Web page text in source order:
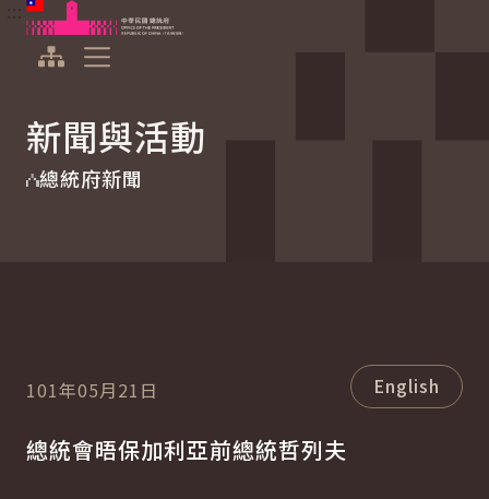
跳到主要內容
中華民國總統府
新聞與活動
總統府新聞
101年05月21日 English
總統會晤保加利亞前總統哲列夫